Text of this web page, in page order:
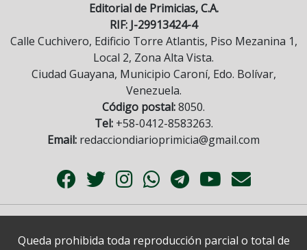
Editorial de Primicias, C.A.
RIF: J-29913424-4
Calle Cuchivero, Edificio Torre Atlantis, Piso Mezanina 1,
Local 2, Zona Alta Vista.
Ciudad Guayana, Municipio Caroní, Edo. Bolívar,
Venezuela.
Código postal:8050.
Tel:+58-0412-8583263.
Email: redacciondiarioprimicia@gmail.com
Queda prohibida toda reproducción parcial o total de